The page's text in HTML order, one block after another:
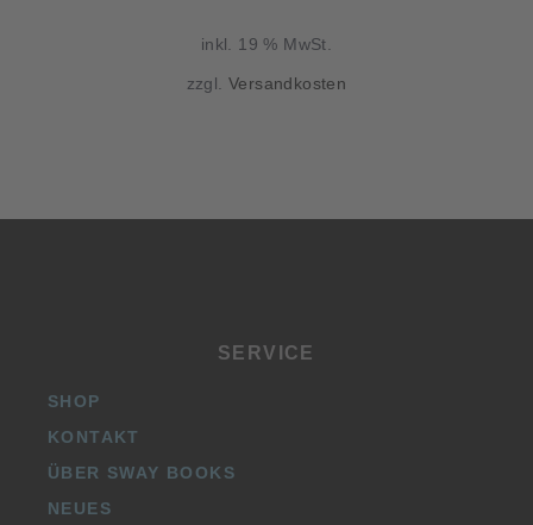
inkl. 19 % MwSt.
zzgl.Versandkosten
SERVICE
SHOP
KONTAKT
ÜBER SWAY BOOKS
NEUES